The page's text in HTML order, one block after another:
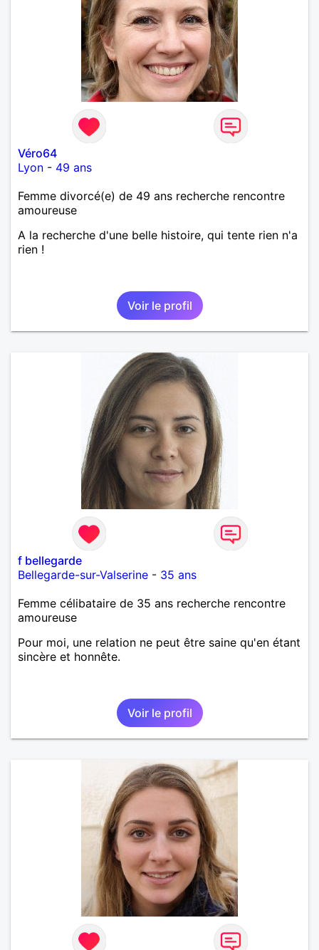
Véro64
Lyon - 49 ans
Femme divorcé(e) de 49 ans recherche rencontre
amoureuse
A la recherche d'une belle histoire, qui tente rien n'a
rien !
Voir le profil
f bellegarde
Bellegarde-sur-Valserine - 35 ans
Femme célibataire de 35 ans recherche rencontre
amoureuse
Pour moi, une relation ne peut être saine qu'en étant
sincère et honnête.
Voir le profil